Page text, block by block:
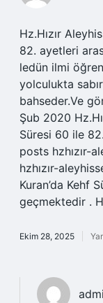
Hz.Hızır
82. ayetleri
ledün ilmi
yolculukta
bahseder.Ve
Şub 2020
Süresi 60 ile
posts hzhızır-
hzhızır-
Kuran’da Kehf
geçmektedir .
Ekim 28, 2025